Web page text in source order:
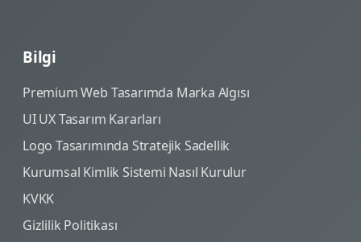
Bilgi
Premium Web Tasarımda Marka Algısı
UI UX Tasarım Kararları
Logo Tasarımında Stratejik Sadellik
Kurumsal Kimlik Sistemi Nasıl Kurulur
KVKK
Gizlilik Politikası